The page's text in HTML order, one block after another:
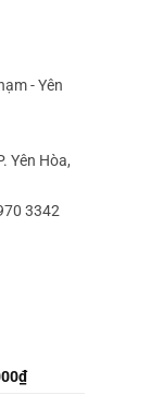
- Yên
Yên Hòa,
3342
₫Giá